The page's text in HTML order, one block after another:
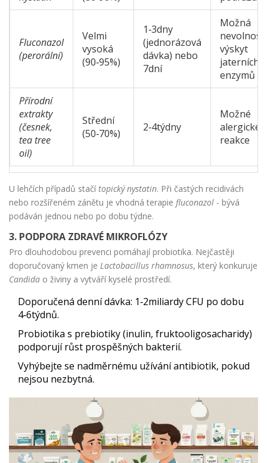
Fluconazol
(perorální)
Velmi
vysoká
(90‑95%)
1‑3dny
(jednorázová
dávka) nebo
7dní
Možná
nevolnost,
výskyt
jaterních
enzymů
Přírodní
extrakty
(česnek,
tea tree
oil)
Střední
(50‑70%)
2‑4týdny
Možné
alergické
reakce
U lehčích případů stačí topický nystatin. Při častých recidivách
nebo rozšířeném zánětu je vhodná terapie fluconazol - bývá
podáván jednou nebo po dobu týdne.
3. PODPORA ZDRAVÉ MIKROFLÓZY
Pro dlouhodobou prevenci pomáhají probiotika. Nejčastěji
doporučovaný kmen je Lactobacillus rhamnosus, který konkuruje
Candida o živiny a vytváří kyselé prostředí.
Doporučená denní dávka: 1‑2miliardy CFU po dobu
4‑6týdnů.
Probiotika s prebiotiky (inulin, fruktooligosacharidy)
podporují růst prospěšných bakterií.
Vyhýbejte se nadměrnému užívání antibiotik, pokud
nejsou nezbytná.